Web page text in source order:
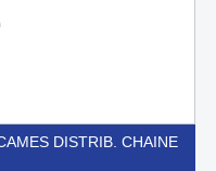
DISTRIB. CHAINE